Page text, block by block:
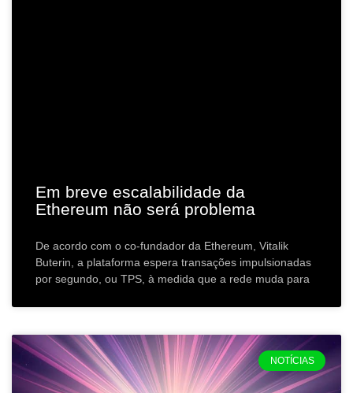
Em breve escalabilidade da
Ethereum não será problema
De acordo com o co-fundador da Ethereum, Vitalik
Buterin, a plataforma espera transações impulsionadas
por segundo, ou TPS, à medida que a rede muda para
NOTÍCIAS